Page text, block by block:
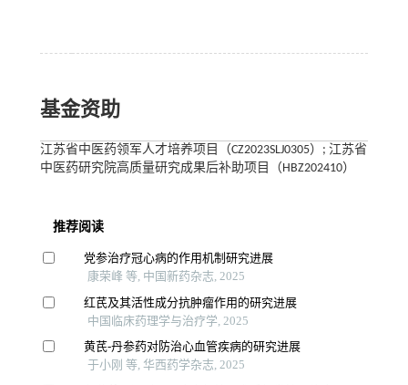
基金资助
江苏省中医药领军人才培养项目（CZ2023SLJ0305）; 江苏省
中医药研究院高质量研究成果后补助项目（HBZ202410）